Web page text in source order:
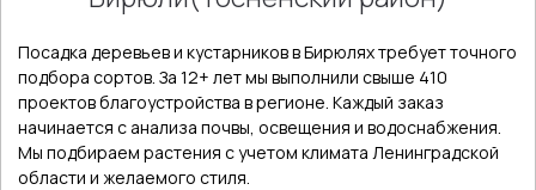
Посадка деревьев и кустарников в Бирюлях требует точного
подбора сортов. За 12+ лет мы выполнили свыше 410
проектов благоустройства в регионе. Каждый заказ
начинается с анализа почвы, освещения и водоснабжения.
Мы подбираем растения с учетом климата Ленинградской
области и желаемого стиля.